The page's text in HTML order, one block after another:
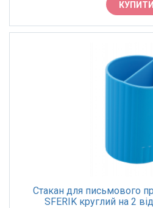
КУПИТИ
Стакан для письмового
SFERIK круглий на 2